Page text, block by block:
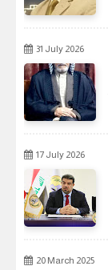
31 July 2026
17 July 2026
20 March 2025